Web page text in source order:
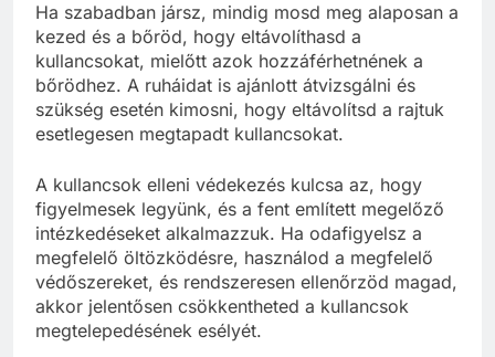
Ha szabadban jársz, mindig mosd meg alaposan a
kezed és a bőröd, hogy eltávolíthasd a
kullancsokat, mielőtt azok hozzáférhetnének a
bőrödhez. A ruháidat is ajánlott átvizsgálni és
szükség esetén kimosni, hogy eltávolítsd a rajtuk
esetlegesen megtapadt kullancsokat.
A kullancsok elleni védekezés kulcsa az, hogy
figyelmesek legyünk, és a fent említett megelőző
intézkedéseket alkalmazzuk. Ha odafigyelsz a
megfelelő öltözködésre, használod a megfelelő
védőszereket, és rendszeresen ellenőrzöd magad,
akkor jelentősen csökkentheted a kullancsok
megtelepedésének esélyét.